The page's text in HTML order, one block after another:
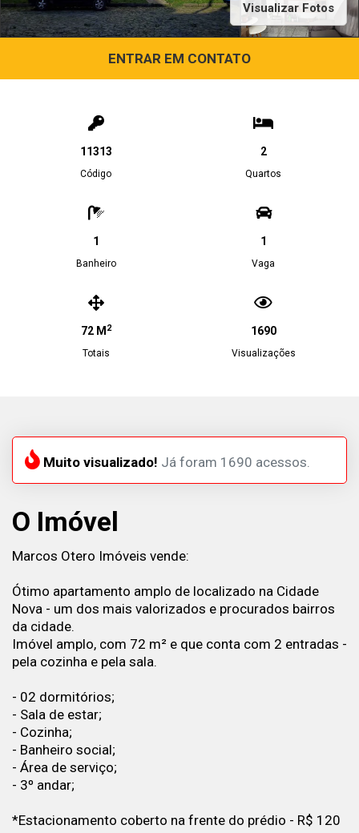
Visualizar Fotos
ENTRAR EM CONTATO
11313
Código
2
Quartos
1
Banheiro
1
Vaga
72 M 2
Totais
1690
Visualizações
Muito visualizado! Já foram 1690 acessos.
O Imóvel
Marcos Otero Imóveis vende:
Ótimo apartamento amplo de localizado na Cidade
Nova - um dos mais valorizados e procurados bairros
da cidade.
Imóvel amplo, com 72 m² e que conta com 2 entradas -
pela cozinha e pela sala.
- 02 dormitórios;
- Sala de estar;
- Cozinha;
- Banheiro social;
- Área de serviço;
- 3º andar;
*Estacionamento coberto na frente do prédio - R$ 120